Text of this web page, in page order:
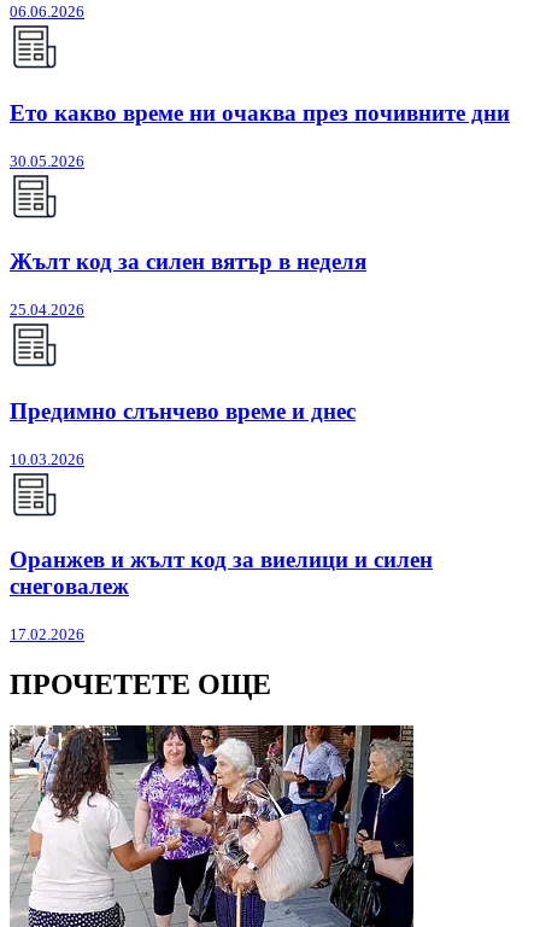
06.06.2026
Ето какво време ни очаква през почивните дни
30.05.2026
Жълт код за силен вятър в неделя
25.04.2026
Предимно слънчево време и днес
10.03.2026
Оранжев и жълт код за виелици и силен
снеговалеж
17.02.2026
ПРОЧЕТЕТЕ ОЩЕ